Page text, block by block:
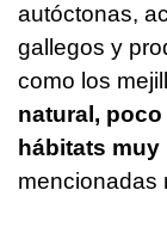
autóctonas,
gallegos y
como los
natural,
hábitats
mencionadas